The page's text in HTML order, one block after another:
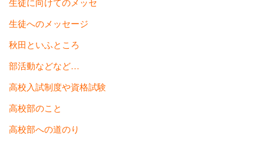
生徒へのメッセージ
秋田といふところ
部活動などなど…
高校入試制度や資格試験
高校部のこと
高校部への道のり